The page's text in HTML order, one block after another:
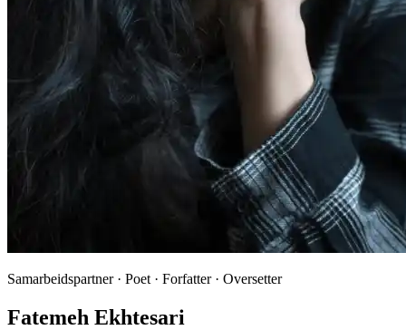
Samarbeidspartner · Poet · Forfatter · Oversetter
Fatemeh Ekhtesari